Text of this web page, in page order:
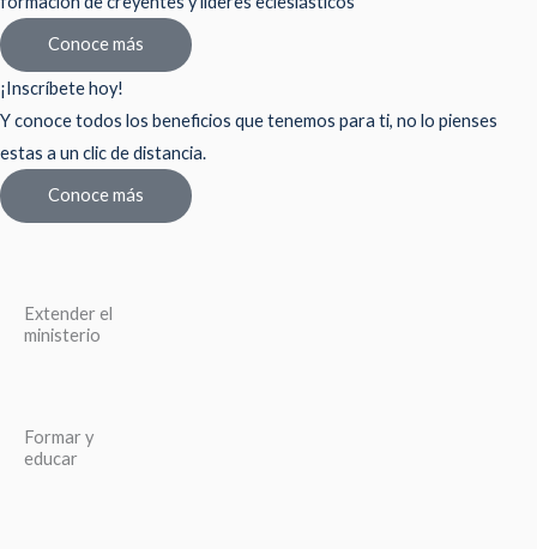
Conoce más
¡Inscríbete hoy!
Y conoce todos los beneficios que tenemos para ti, no lo pienses
estas a un clic de distancia.
Conoce más
Extender el
ministerio
Formar y
educar